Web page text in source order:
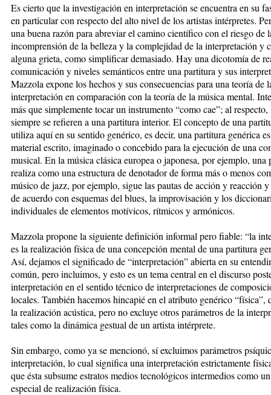
Es cierto que la investigación en interpretación se encuentra en su
en particular con respecto del alto nivel de los artistas intérpretes.
una buena razón para abreviar el camino científico con el riesgo de
incomprensión de la belleza y la complejidad de la interpretación y
alguna grieta, como simplificar demasiado. Hay una dicotomía de
comunicación y niveles semánticos entre una partitura y sus
Mazzola expone los hechos y sus consecuencias para una teoría de
interpretación en comparación con la teoría de la música mental.
más que simplemente tocar un instrumento “como cae”; al
siempre se refieren a una partitura interior. El concepto de una
utiliza aquí en su sentido genérico, es decir, una partitura genérica
material escrito, imaginado o concebido para la ejecución de una
musical. En la música clásica europea o japonesa, por ejemplo, una
realiza como una estructura de denotador de forma más o menos
músico de jazz, por ejemplo, sigue las pautas de acción y reacción
de acuerdo con esquemas del blues, la improvisación y los
individuales de elementos motívicos, rítmicos y armónicos.
Mazzola propone la siguiente definición informal pero fiable: “la
es la realización física de una concepción mental de una partitura
Así, dejamos el significado de “interpretación” abierta en su
común, pero incluimos, y esto es un tema central en el discurso
interpretación en el sentido técnico de interpretaciones de
locales. También hacemos hincapié en el atributo genérico “física”,
la realización acústica, pero no excluye otros parámetros de la
tales como la dinámica gestual de un artista intérprete.
Sin embargo, como ya se mencionó, sí excluimos parámetros
interpretación, lo cual significa una interpretación estrictamente
que ésta subsume estratos medios tecnológicos intermedios como
especial de realización física.